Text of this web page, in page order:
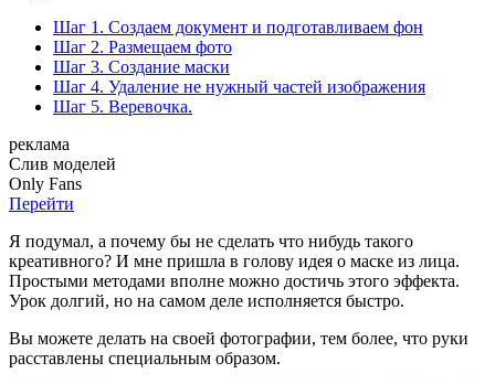
Шаг 1. Создаем документ и подготавливаем фон
Шаг 2. Размещаем фото
Шаг 3. Создание маски
Шаг 4. Удаление не нужный частей изображения
Шаг 5. Веревочка.
реклама
Слив моделей
Only Fans
Перейти
Я подумал, а почему бы не сделать что нибудь такого
креативного? И мне пришла в голову идея о маске из лица.
Простыми методами вполне можно достичь этого эффекта.
Урок долгий, но на самом деле исполняется быстро.
Вы можете делать на своей фотографии, тем более, что руки
расставлены специальным образом.